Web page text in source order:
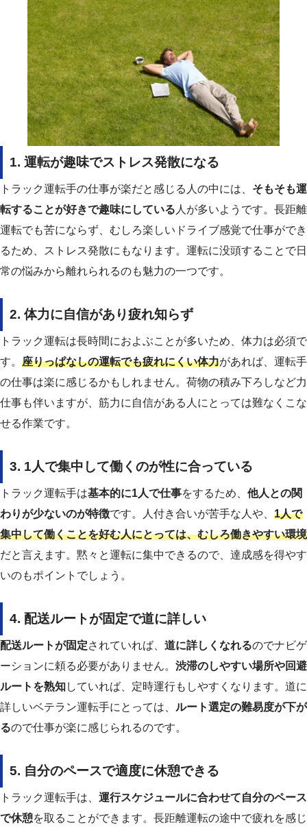
1. 運転が趣味でストレス発散になる
トラック運転手の仕事が楽だと感じる人の中には、 そもそも運
転することが好きで趣味にしている 人が多いようです。長距離
運転でも苦にならず、むしろ楽しいドライブ感覚で仕事ができ
るため、ストレス発散にもなります。運転に没頭することで日
常の悩みから離れられるのも魅力の一つです。
2. 体力に自信があり疲れ知らず
トラック運転は長時間におよぶことが多いため、体力は必須で
す。 座りっぱなしの運転でも疲れにくい体力があれば、運転手
の仕事は楽に感じるかもしれません。荷物の積み下ろしなど力
仕事も伴いますが、筋力に自信がある人にとっては難なくこな
せる作業です。
3. 1人で集中して働くのが性に合っている
トラック運転手は基本的に1人で仕事をするため、 他人との関
わりが少ないのが特徴です。人付き合いが苦手な人や、 1人で
集中して働くことを好む人にとっては、むしろ働きやすい環境
だと言えます。黙々と運転に集中できるので、達成感を得やす
いのもポイントでしょう。
4. 配送ルートが固定で道に詳しい
配送ルートが固定されていれば、 道に詳しくなれるのでナビゲ
ーションに頼る必要がありません。 渋滞のしやすい場所や回避
ルートを熟知していれば、定時運行もしやすくなります。道に
詳しいベテラン運転手にとっては、 ルート選定の難易度が下が
るので仕事が楽に感じられるのです。
5. 自分のペースで適度に休憩できる
トラック運転手は、 運行スケジュールに合わせて自分のペース
で休憩を取ることができます。長距離運転の途中で疲れを感じ